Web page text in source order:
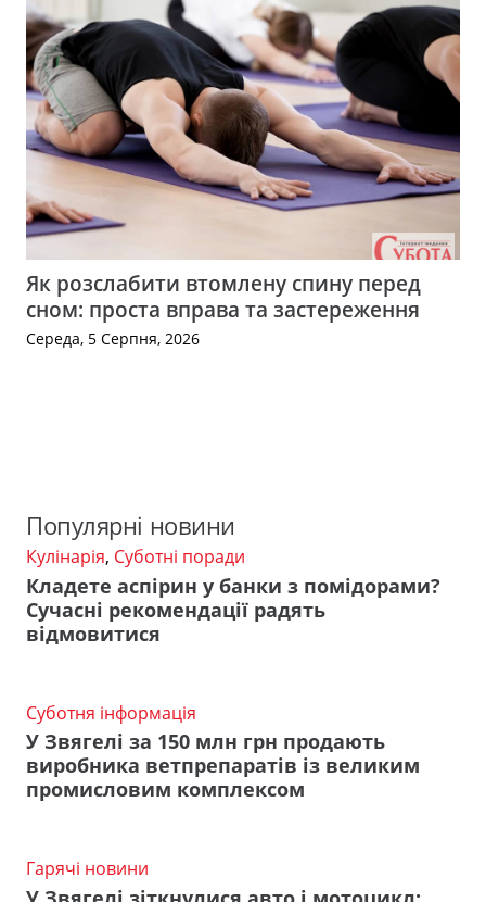
Як розслабити втомлену спину перед
сном: проста вправа та застереження
Середа, 5 Серпня, 2026
Популярні новини
Кулінарія, Суботні поради
Кладете аспірин у банки з помідорами?
Сучасні рекомендації радять
відмовитися
Суботня інформація
У Звягелі за 150 млн грн продають
виробника ветпрепаратів із великим
промисловим комплексом
Гарячі новини